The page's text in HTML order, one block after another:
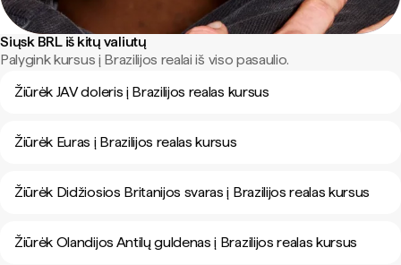
Siųsk BRL iš kitų valiutų
Palygink kursus į Brazilijos realai iš viso pasaulio.
Žiūrėk JAV doleris į Brazilijos realas kursus
Žiūrėk Euras į Brazilijos realas kursus
Žiūrėk Didžiosios Britanijos svaras į Brazilijos realas kursus
Žiūrėk Olandijos Antilų guldenas į Brazilijos realas kursus